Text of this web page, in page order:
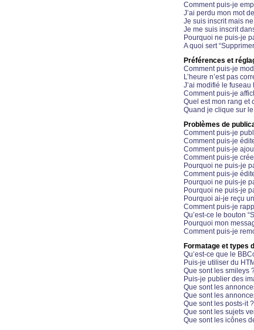
Comment puis-je
J’ai perdu mon mot
Je suis inscrit mais
Je me suis inscrit
Pourquoi ne puis-je
A quoi sert
Préférences et
Comment puis-je
L’heure n’est pas
J’ai modifié le
Comment puis-je
Quel est mon rang et
Quand je clique sur
Problèmes de
Comment puis-je
Comment puis-je
Comment puis-je
Comment puis-je
Pourquoi ne puis-je
Comment puis-je
Pourquoi ne puis-je
Pourquoi ne puis-je
Pourquoi ai-je reçu
Comment puis-je
Qu’est-ce le bouton
Pourquoi mon
Comment puis-je
Formatage et types
Qu’est-ce que le
Puis-je utiliser du
Que sont les smileys
Puis-je publier des
Que sont les
Que sont les
Que sont les posts-it ?
Que sont les sujets
Que sont les icônes